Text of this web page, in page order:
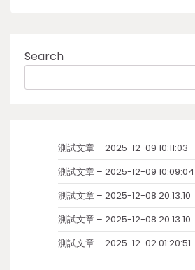
Search
測試文章 – 2025-12-09 10:11:03
測試文章 – 2025-12-09 10:09:04
測試文章 – 2025-12-08 20:13:10
測試文章 – 2025-12-08 20:13:10
測試文章 – 2025-12-02 01:20:51